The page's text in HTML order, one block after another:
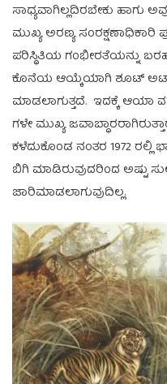
ಸಾಧ್ಯವಾಗಿಲ್ಲದಿರಬೇಕು ಹಾಗು
ಮುಖ್ಯ ಅರಣ್ಯ ಸಂರಕ್ಷಣಾಧಿಕಾರಿ
ಪರಿಸ್ಥಿತಿಯ ಗಂಭೀರತೆಯನ್ನು
ಕೊನೆಯ ಆಯ್ಕೆಯಾಗಿ ಶೂಟ್ ಅಟ್
ಮಾಡಲಾಗುತ್ತದೆ. ಇದಕ್ಕೆ ಆಯಾ
ಗಳೇ ಮುಖ್ಯ
ಕಳೆದುಕೊಂಡ ನಂತರ 1972 ರಲ್ಲಿ
ಬಿಗಿ ಮಾಡಿರುವುದರಿಂದ ಅಷ್ಟು
ಜಾರಿಮಾಡಲಾಗುವುದಿಲ್ಲ.